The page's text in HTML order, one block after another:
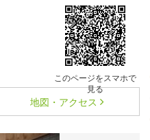
このページをスマホで
見る
地図・アクセス